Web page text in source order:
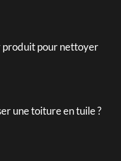
produit pour nettoyer
une toiture en tuile ?